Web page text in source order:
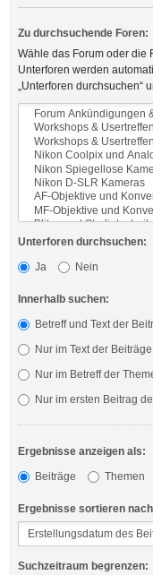
Zu durchsuchende Foren:
Wähle das Forum oder die
Unterforen werden
„Unterforen durchsuchen“
Unterforen durchsuchen:
Ja
Nein
Innerhalb suchen:
Betreff und Text der
Nur im Text der Beiträge
Nur im Betreff der
Nur im ersten Beitrag
Ergebnisse anzeigen als:
Beiträge
Themen
Ergebnisse sortieren
Suchzeitraum begrenzen: